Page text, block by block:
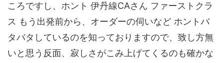
ころですし、ホント 伊丹線CAさん ファーストクラ
ス もう出発前から、オーダーの伺いなど ホントバ
タバタしているのを知っておりますので、致し方無
いと思う反面、寂しさがこみ上げてくるのも確かな